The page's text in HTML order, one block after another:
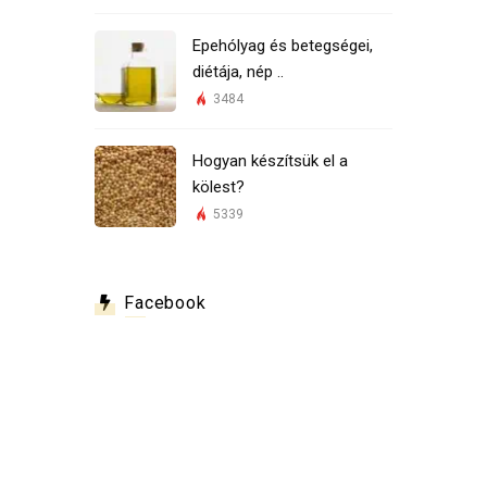
Epehólyag és betegségei,
diétája, nép ..
3484
Hogyan készítsük el a
kölest?
5339
Facebook